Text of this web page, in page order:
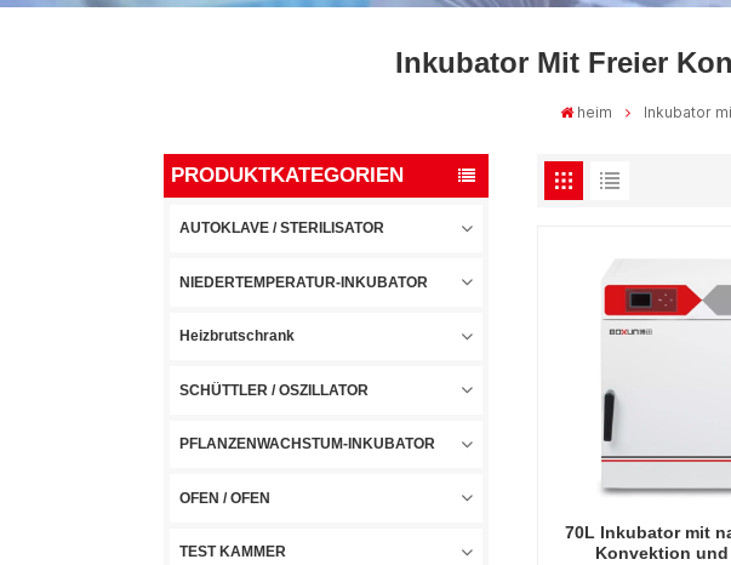
Inkubator Mit Freier
heim Inkubator
PRODUKTKATEGORIEN
AUTOKLAVE / STERILISATOR
NIEDERTEMPERATUR-INKUBATOR
Heizbrutschrank
SCHÜTTLER / OSZILLATOR
PFLANZENWACHSTUM-INKUBATOR
OFEN / OFEN
TEST KAMMER
70L Inkubator mit
Konvektion